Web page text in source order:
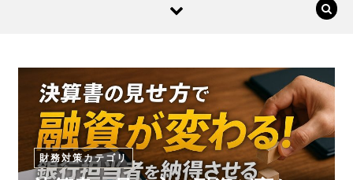
財務対策カテゴリ